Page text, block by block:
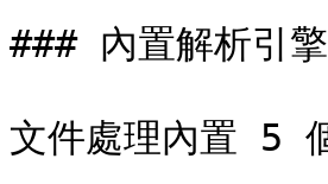
### 內置解析引擎
文件處理內置 5